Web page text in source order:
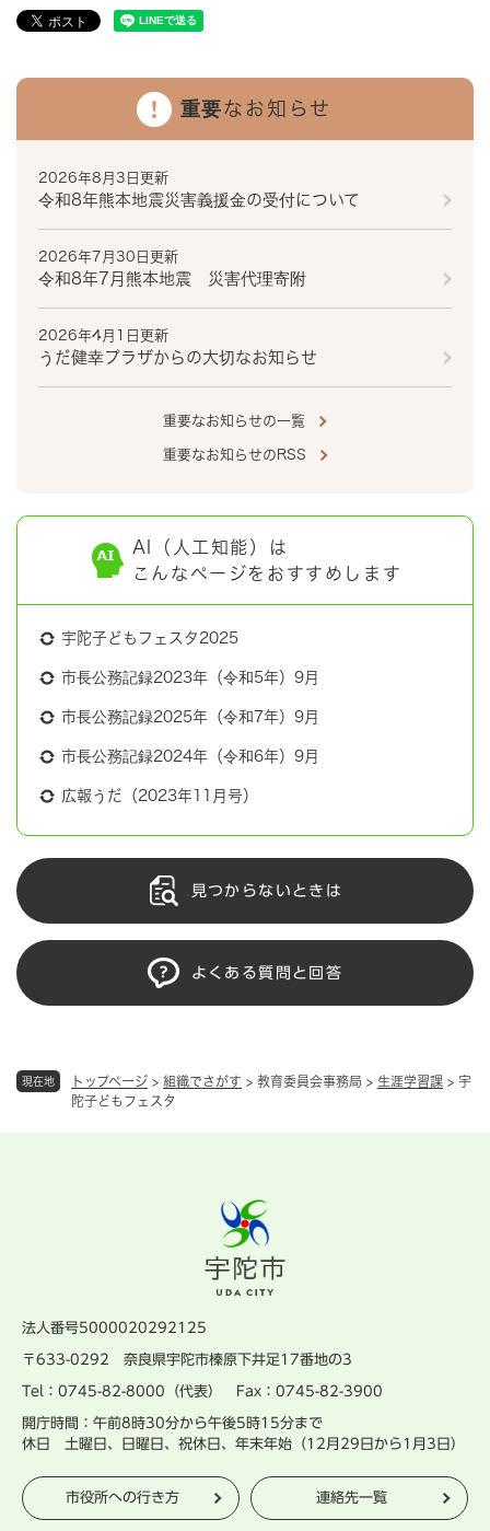
現在地 トップページ > 組織でさがす > 教育委員会事務局 > 生涯学習課 > 宇
陀子どもフェスタ
重要なお知らせ
2026年8月3日更新
令和8年熊本地震災害義援金の受付について
2026年7月30日更新
令和8年7月熊本地震 災害代理寄附
2026年4月1日更新
うだ健幸プラザからの大切なお知らせ
重要なお知らせの一覧
重要なお知らせのRSS
AI（人工知能）は
こんなページをおすすめします
宇陀子どもフェスタ2025
市長公務記録2023年（令和5年）9月
市長公務記録2025年（令和7年）9月
市長公務記録2024年（令和6年）9月
広報うだ（2023年11月号）
見つからないときは
よくある質問と回答
法人番号5000020292125
〒633-0292 奈良県宇陀市榛原下井足17番地の3
Tel：0745-82-8000（代表） Fax：0745-82-3900
開庁時間：午前8時30分から午後5時15分まで
休日 土曜日、日曜日、祝休日、年末年始（12月29日から1月3日）
市役所への行き方 連絡先一覧